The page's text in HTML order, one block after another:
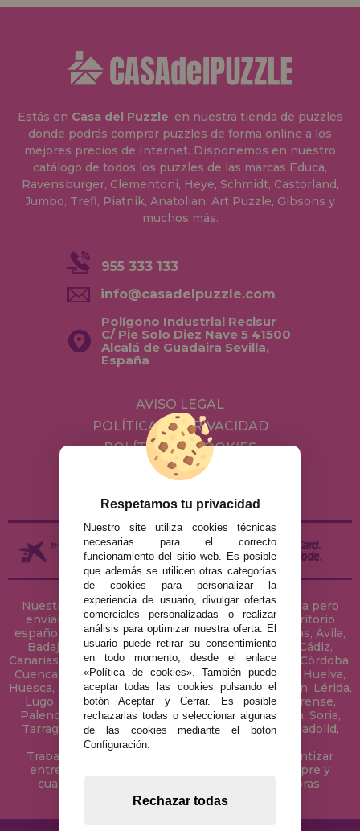
Estás en Casa del Puzzle, en nuestra tienda de puzzles
donde podrás comprar puzzles de forma online a los
mejores precios de Internet. Disponemos en nuestro
catálogo de todos los puzzles de las marcas Educa,
Ravensburger, Clementoni, Heye, Schmidt, Castorland,
Jumbo, Trefl, Piatnik, Anatolian, Art Puzzle, Gibsons y
muchos más.
955 333 133
info@casadelpuzzle.com
Polígono Industrial Recisur
C/ Pie Solo Diez Nave 5 41500
Alcalá de Guadaira Sevilla,
España
AVISO LEGAL
POLÍTICA DE PRIVACIDAD
POLÍTICA DE COOKIES
ENVÍOS Y DEVOLUCIONES
Nuestra tienda de puzzles está ubicada en Sevilla pero
enviamos tus puzzles a cualquier ciudad del territorio
español: Álava, Albacete, Alicante, Almería, Asturias, Ávila,
Badajoz, Baleares, Barcelona, Burgos, Cáceres, Cádiz,
Canarias, Cantabria, Castellón, Ceuta, Ciudad Real, Córdoba,
Cuenca, Gerona, Granada, Guadalajara, Guipúzcoa, Huelva,
Huesca, Jaén, La Coruña, La Rioja, Las Palmas, Leon, Lérida,
Lugo, Madrid, Málaga, Melilla, Murcia, Navarra, Orense,
Palencia, Pontevedra, Salamanca, Segovia, Sevilla, Soria,
Tarragona, Tenerife, Teruel, Toledo, Valencia, Valladolid,
Vizcaya, Zamora y Zaragoza.
Trabajamos con Stocks permanentes para garantizar
entregas rápidas en territorio peninsular, siempre y
cuando el pedido se realice antes de las 18 horas.
Respetamos tu privacidad
Nuestro site utiliza cookies técnicas
necesarias para el correcto
funcionamiento del sitio web. Es posible
que además se utilicen otras categorías
de cookies para personalizar la
experiencia de usuario, divulgar ofertas
comerciales personalizadas o realizar
análisis para optimizar nuestra oferta. El
usuario puede retirar su consentimiento
en todo momento, desde el enlace
«Política de cookies». También puede
aceptar todas las cookies pulsando el
botón Aceptar y Cerrar. Es posible
rechazarlas todas o seleccionar algunas
de las cookies mediante el botón
Configuración.
Rechazar todas